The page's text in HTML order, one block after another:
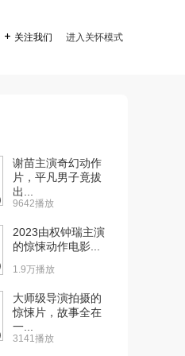
 关注我们 进入关怀模式
谢苗主演奇幻动作
片，平凡男子竟拔
出...
9642播放
2023由权钟瑞主演
的惊悚动作电影...
1.9万播放
大师级导演拍摄的
惊悚片，故事全在
一...
3141播放